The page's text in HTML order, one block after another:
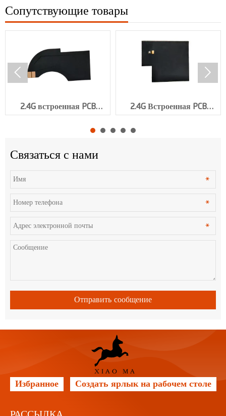
Сопутствующие товары
2.4G встроенная PCB
антенна Gain 5dbi 50 мм с
IPEX разъемом XMR-P039
2.4G Встроенная PCB
антенна VSWR≤1.5 с IPEX
разъемом XMR-P038
 
Связаться с нами
Отправить сообщение
Избранное Создать ярлык на рабочем столе